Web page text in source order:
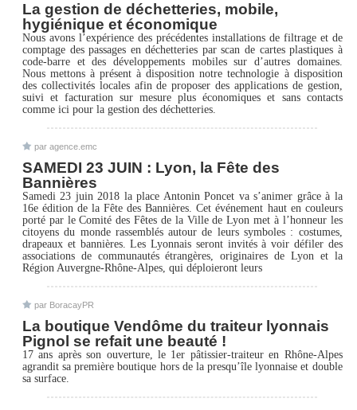
La gestion de déchetteries, mobile,
hygiénique et économique
Nous avons l’expérience des précédentes installations de filtrage et de
comptage des passages en déchetteries par scan de cartes plastiques à
code-barre et des développements mobiles sur d’autres domaines.
Nous mettons à présent à disposition notre technologie à disposition
des collectivités locales afin de proposer des applications de gestion,
suivi et facturation sur mesure plus économiques et sans contacts
comme ici pour la gestion des déchetteries.
par agence.emc
SAMEDI 23 JUIN : Lyon, la Fête des
Bannières
Samedi 23 juin 2018 la place Antonin Poncet va s’animer grâce à la
16e édition de la Fête des Bannières. Cet événement haut en couleurs
porté par le Comité des Fêtes de la Ville de Lyon met à l’honneur les
citoyens du monde rassemblés autour de leurs symboles : costumes,
drapeaux et bannières. Les Lyonnais seront invités à voir défiler des
associations de communautés étrangères, originaires de Lyon et la
Région Auvergne-Rhône-Alpes, qui déploieront leurs
par BoracayPR
La boutique Vendôme du traiteur lyonnais
Pignol se refait une beauté !
17 ans après son ouverture, le 1er pâtissier-traiteur en Rhône-Alpes
agrandit sa première boutique hors de la presqu’île lyonnaise et double
sa surface.